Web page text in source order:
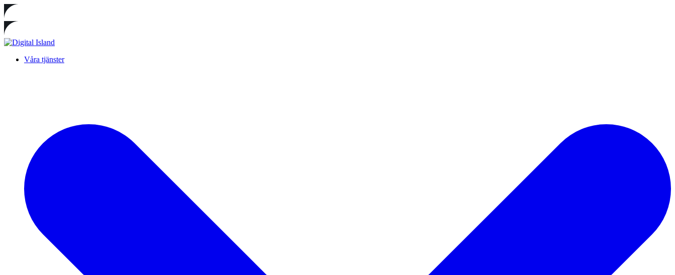
Våra tjänster